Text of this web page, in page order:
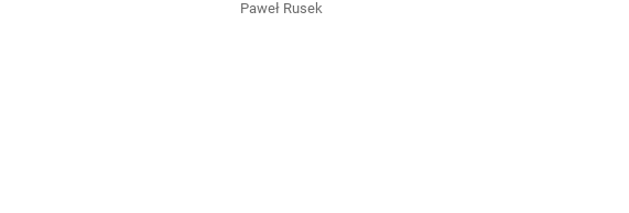
Paweł Rusek